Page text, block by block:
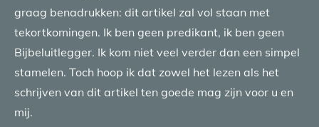
graag benadrukken: dit artikel zal vol staan met
tekortkomingen. Ik ben geen predikant, ik ben geen
Bijbeluitlegger. Ik kom niet veel verder dan een simpel
stamelen. Toch hoop ik dat zowel het lezen als het
schrijven van dit artikel ten goede mag zijn voor u en
mij.